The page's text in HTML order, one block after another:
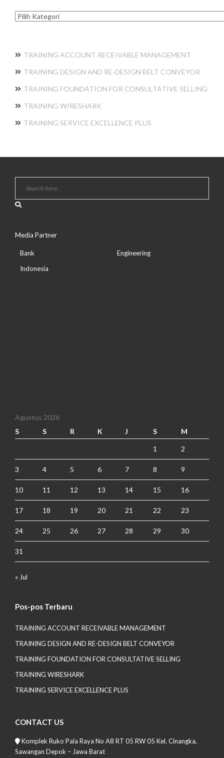
Kategori
TRAINING ACCOUNT RECEIVABLE MANAGEMENT
TRAINING DESIGN AND RE-DESIGN BELT CONVEYOR
TRAINING FOUNDATION FOR CONSULTATIVE SELLING
TRAINING WIRESHARK
TRAINING SERVICE EXCELLENCE PLUS
Media Partner
Bank
Indonesia
Engineering
Agustus 2026
S
S R K J S M
1 2
3 4 5 6 7 8 9
10 11 12 13 14 15 16
17 18 19 20 21 22 23
24 25 26 27 28 29 30
31
« Jul
Pos-pos Terbaru
TRAINING ACCOUNT RECEIVABLE MANAGEMENT
TRAINING DESIGN AND RE-DESIGN BELT CONVEYOR
TRAINING FOUNDATION FOR CONSULTATIVE SELLING
TRAINING WIRESHARK
TRAINING SERVICE EXCELLENCE PLUS
CONTACT US
Komplek Ruko Pala Raya No A8 RT 05 RW 05 Kel. Cinangka,
Sawangan Depok – Jawa Barat